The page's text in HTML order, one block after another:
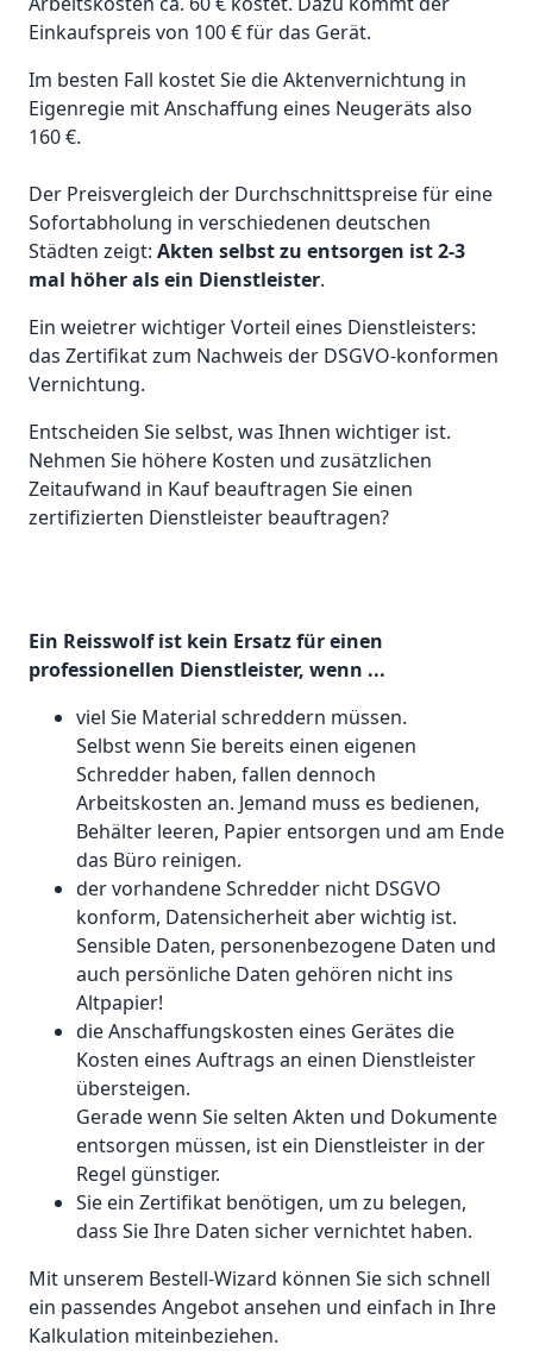
Einkaufspreis von 100 € für das Gerät.
Im besten Fall kostet Sie die Aktenvernichtung in
Eigenregie mit Anschaffung eines Neugeräts also
160 €.
Der Preisvergleich der Durchschnittspreise für eine
Sofortabholung in verschiedenen deutschen
Städten zeigt: Akten selbst zu entsorgen ist 2-3
mal höher als ein Dienstleister.
Ein weietrer wichtiger Vorteil eines Dienstleisters:
das Zertifikat zum Nachweis der DSGVO-konformen
Vernichtung.
Entscheiden Sie selbst, was Ihnen wichtiger ist.
Nehmen Sie höhere Kosten und zusätzlichen
Zeitaufwand in Kauf beauftragen Sie einen
zertifizierten Dienstleister beauftragen?
Ein Reisswolf ist kein Ersatz für einen
professionellen Dienstleister, wenn ...
viel Sie Material schreddern müssen.
Selbst wenn Sie bereits einen eigenen
Schredder haben, fallen dennoch
Arbeitskosten an. Jemand muss es bedienen,
Behälter leeren, Papier entsorgen und am Ende
das Büro reinigen.
der vorhandene Schredder nicht DSGVO
konform, Datensicherheit aber wichtig ist.
Sensible Daten, personenbezogene Daten und
auch persönliche Daten gehören nicht ins
Altpapier!
die Anschaffungskosten eines Gerätes die
Kosten eines Auftrags an einen Dienstleister
übersteigen.
Gerade wenn Sie selten Akten und Dokumente
entsorgen müssen, ist ein Dienstleister in der
Regel günstiger.
Sie ein Zertifikat benötigen, um zu belegen,
dass Sie Ihre Daten sicher vernichtet haben.
Mit unserem Bestell-Wizard können Sie sich schnell
ein passendes Angebot ansehen und einfach in Ihre
Kalkulation miteinbeziehen.